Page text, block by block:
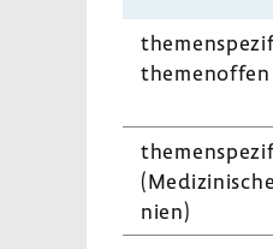
themen­offen
nien)